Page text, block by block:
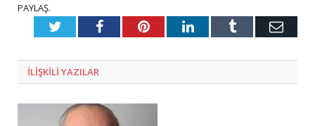
PAYLAŞ.
TwitterFacebookPinterestLinkedInTumblr E-
ILIŞKILI YAZILAR